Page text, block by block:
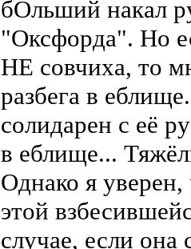
бОльший накал
"Оксфорда". Но
НЕ совчиха, то
разбега в
солидарен с её
в еблище...
Однако я
этой
случае, если она